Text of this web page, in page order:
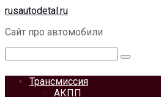
Перейти
контенту
rusautodetal.ru
Сайт про автомобили
Трансмиссия
АКПП